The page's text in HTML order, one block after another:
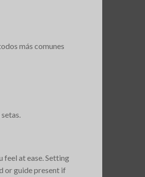
más comunes
feel at ease. Setting
or guide present if